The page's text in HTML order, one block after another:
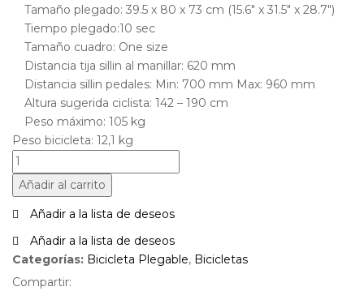
Tamaño plegado: 39.5 x 80 x 73 cm (15.6″ x 31.5″ x 28.7″)
Tiempo plegado:10 sec
Tamaño cuadro: One size
Distancia tija sillin al manillar: 620 mm
Distancia sillin pedales: Min: 700 mm Max: 960 mm
Altura sugerida ciclista: 142 – 190 cm
Peso máximo: 105 kg
Peso bicicleta: 12,1 kg
BICICLETA
TERN
LINK
A7
cantidad
Añadir al carrito
Añadir a la lista de deseos
Añadir a la lista de deseos
Categorías: Bicicleta Plegable, Bicicletas
Compartir: